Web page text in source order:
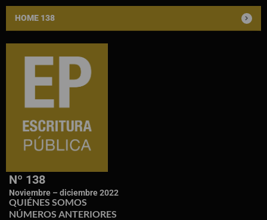
HOME 138
Nº 138
Noviembre – diciembre 2022
QUIÉNES SOMOS
NÚMEROS ANTERIORES